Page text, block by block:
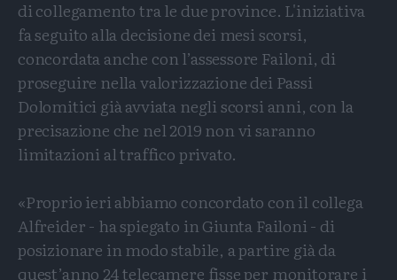
di collegamento tra le due province. L'iniziativa
fa seguito alla decisione dei mesi scorsi,
concordata anche con l’assessore Failoni, di
proseguire nella valorizzazione dei Passi
Dolomitici già avviata negli scorsi anni, con la
precisazione che nel 2019 non vi saranno
limitazioni al traffico privato.
«Proprio ieri abbiamo concordato con il collega
Alfreider - ha spiegato in Giunta Failoni - di
posizionare in modo stabile, a partire già da
quest’anno 24 telecamere fisse per monitorare i